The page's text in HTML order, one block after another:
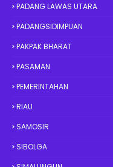
PADANG LAWAS UTARA
PADANGSIDIMPUAN
PAKPAK BHARAT
PASAMAN
PEMERINTAHAN
RIAU
SAMOSIR
SIBOLGA